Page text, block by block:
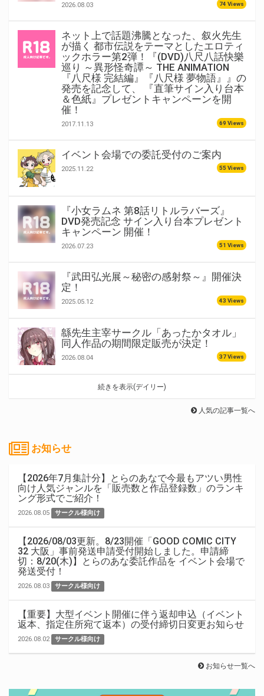
2026.08.03 74 Views
ネット上で話題沸騰となった、叙火先生
が描く 都市伝説をテーマとしたエロティ
ックホラー第2弾！『(DVD)八尺八話快樂
巡り ～異形怪奇譚～ THE ANIMATION
『八尺様 完結編』『八尺様 夢物語』』の
発売を記念して、 『直筆サイン入り台本
＆色紙』プレゼントキャンペーンを開
催！
2017.11.13 69 Views
イベント会場での委託受付のご案内
2025.11.22 55 Views
『小女ラムネ 第8話リトルラバーズ』
DVD発売記念 サイン入り台本プレゼント
キャンペーン 開催！
2026.07.23 51 Views
『武田弘光展～秘密の感射祭～』開催決
定！
2025.05.12 43 Views
緜先生主宰サークル「あったかタオル」
同人作品の期間限定販売が決定！
2026.08.04 37 Views
続きを表示(デイリー)
人気の記事一覧へ
お知らせ
【2026年7月集計分】とらのあなで今最もアツい男性
向け人気ジャンルを「販売数と作品登録数」のランキ
ング形式でご紹介！
2026.08.05 サークル様向け
【2026/08/03更新。8/23開催「GOOD COMIC CITY
32 大阪」事前発送申請受付開始しました。申請締
切：8/20(木)】とらのあな委託作品を イベント会場で
発送受付！
2026.08.03 サークル様向け
【重要】大型イベント開催に伴う返却申込（イベント
返本、指定住所宛て返本）の受付締切日変更お知らせ
2026.08.02 サークル様向け
お知らせ一覧へ